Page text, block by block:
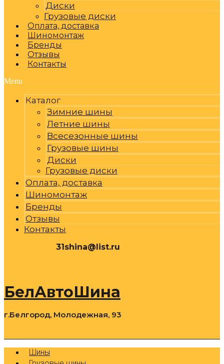
Диски
Грузовые диски
Оплата, доставка
Шиномонтаж
Бренды
Отзывы
Контакты
Menu
Каталог
Зимние шины
Летние шины
Всесезонные шины
Грузовые шины
Диски
Грузовые диски
Оплата, доставка
Шиномонтаж
Бренды
Отзывы
Контакты
31shina@list.ru
БелАвтоШина
г.Белгород, Молодежная, 93
Шины